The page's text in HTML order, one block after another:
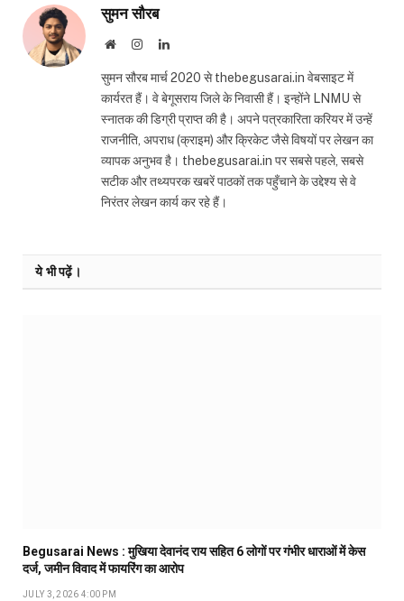
सुमन सौरब
WebsiteInstagramLinkedIn
सुमन सौरब मार्च 2020 से thebegusarai.in वेबसाइट में
कार्यरत हैं। वे बेगूसराय जिले के निवासी हैं। इन्होंने LNMU से
स्नातक की डिग्री प्राप्त की है। अपने पत्रकारिता करियर में उन्हें
राजनीति, अपराध (क्राइम) और क्रिकेट जैसे विषयों पर लेखन का
व्यापक अनुभव है। thebegusarai.in पर सबसे पहले, सबसे
सटीक और तथ्यपरक खबरें पाठकों तक पहुँचाने के उद्देश्य से वे
निरंतर लेखन कार्य कर रहे हैं।
ये भी पढ़ें।
Begusarai News : मुखिया देवानंद राय सहित 6 लोगों पर गंभीर धाराओं में केस
दर्ज, जमीन विवाद में फायरिंग का आरोप
JULY 3, 2026 4:00 PM